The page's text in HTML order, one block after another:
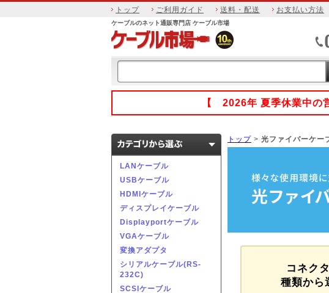
トップ ご利用ガイド 送料・配送 お支払い方法
ケーブルのネット通販専門店 ケーブル市場
【 2026年 夏季休業中の
LANケーブル
USBケーブル
HDMIケーブル
ディスプレイケーブル
Displayportケーブル
VGAケーブル
変換アダプタ
シリアルケーブル(RS-
232C)
SCSIケーブル
トップ > 光ファイバーケー
コネク
種類から